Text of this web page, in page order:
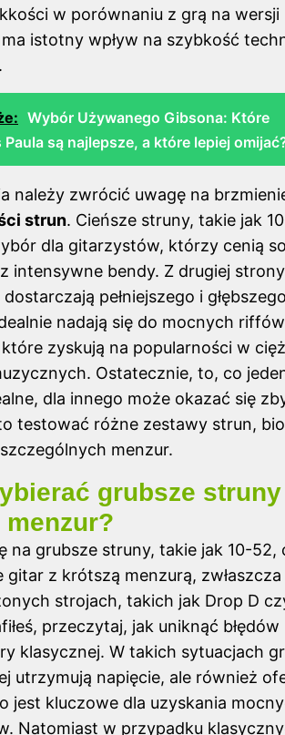
w porównaniu z grą na wersji
istotny wpływ na szybkość
Wybór Używanego Gibsona: Które
są najlepsze, a które lepiej
należy zwrócić uwagę na
strun. Cieńsze struny, takie jak
dla gitarzystów, którzy cenią
intensywne bendy. Z drugiej
pełniejszego i
nadają się do mocnych
zyskują na popularności w
Ostatecznie, to, co
dla innego może okazać się
testować różne zestawy strun,
menzur.
grubsze
na grubsze struny, takie jak 10-
gitar z krótszą menzurą,
strojach, takich jak Drop D
przeczytaj, jak uniknąć
klasycznej. W takich sytuacjach
utrzymują napięcie, ale również
jest kluczowe dla uzyskania
Natomiast w przypadku